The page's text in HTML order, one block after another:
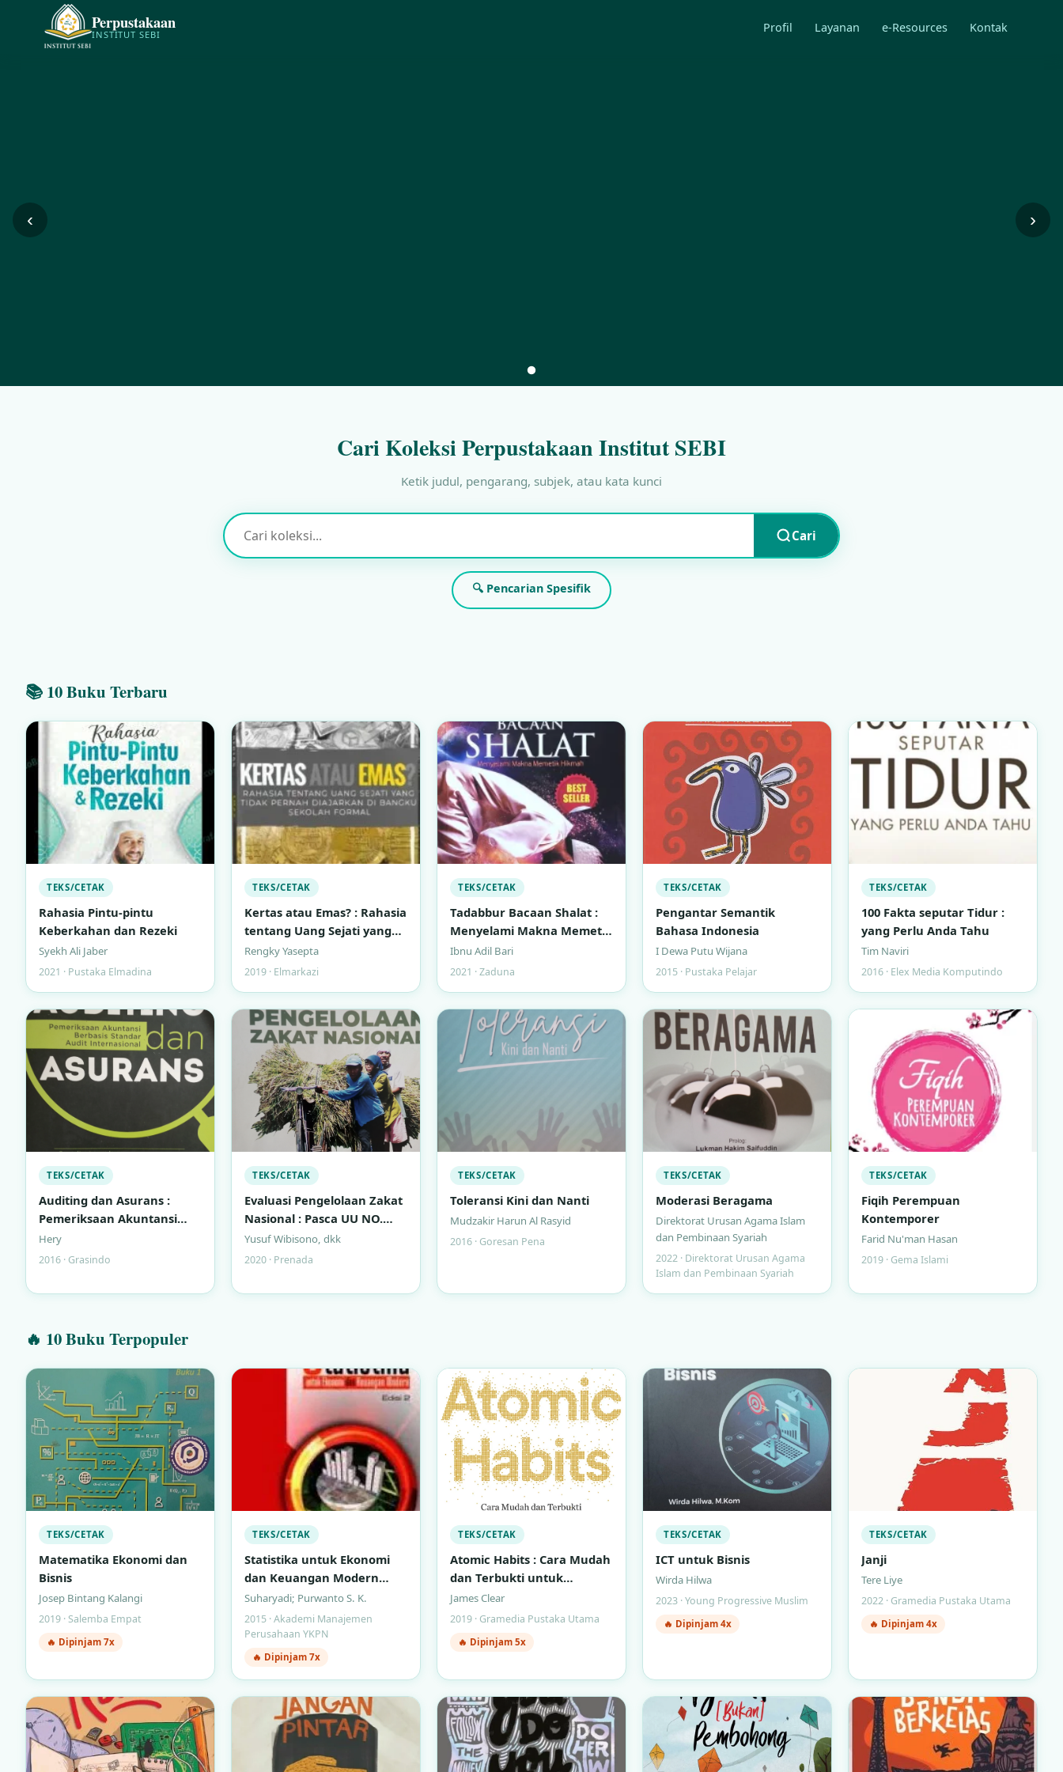
Perpustakaan
INSTITUT SEBI Profil Layanan e-Resources Kontak
‹ ›
Cari Koleksi Perpustakaan Institut SEBI
Ketik judul, pengarang, subjek, atau kata kunci
Cari
🔍 Pencarian Spesifik
📚 10 Buku Terbaru
TEKS/CETAK
Rahasia Pintu-pintu
Keberkahan dan Rezeki
Syekh Ali Jaber
2021 · Pustaka Elmadina
TEKS/CETAK
Kertas atau Emas? : Rahasia
tentang Uang Sejati yang
Tidak Pernah Diajarkan di
Bangku Sekolah Formal
Rengky Yasepta
2019 · Elmarkazi
TEKS/CETAK
Tadabbur Bacaan Shalat :
Menyelami Makna Memetik
HIkmah
Ibnu Adil Bari
2021 · Zaduna
TEKS/CETAK
Pengantar Semantik
Bahasa Indonesia
I Dewa Putu Wijana
2015 · Pustaka Pelajar
TEKS/CETAK
100 Fakta seputar Tidur :
yang Perlu Anda Tahu
Tim Naviri
2016 · Elex Media Komputindo
TEKS/CETAK
Auditing dan Asurans :
Pemeriksaan Akuntansi
Berbasis Standar Audit
Indonesia
Hery
2016 · Grasindo
TEKS/CETAK
Evaluasi Pengelolaan Zakat
Nasional : Pasca UU NO.
23/2011
Yusuf Wibisono, dkk
2020 · Prenada
TEKS/CETAK
Toleransi Kini dan Nanti
Mudzakir Harun Al Rasyid
2016 · Goresan Pena
TEKS/CETAK
Moderasi Beragama
Direktorat Urusan Agama Islam
dan Pembinaan Syariah
2022 · Direktorat Urusan Agama
Islam dan Pembinaan Syariah
TEKS/CETAK
Fiqih Perempuan
Kontemporer
Farid Nu'man Hasan
2019 · Gema Islami
🔥 10 Buku Terpopuler
TEKS/CETAK
Matematika Ekonomi dan
Bisnis
Josep Bintang Kalangi
2019 · Salemba Empat
🔥 Dipinjam 7x
TEKS/CETAK
Statistika untuk Ekonomi
dan Keuangan Modern
(Buku 2)
Suharyadi; Purwanto S. K.
2015 · Akademi Manajemen
Perusahaan YKPN
🔥 Dipinjam 7x
TEKS/CETAK
Atomic Habits : Cara Mudah
dan Terbukti untuk
Membentuk Kebiasaan Baik
dan Menghilangkan
Kebiasaan Buruk
James Clear
2019 · Gramedia Pustaka Utama
🔥 Dipinjam 5x
TEKS/CETAK
ICT untuk Bisnis
Wirda Hilwa
2023 · Young Progressive Muslim
🔥 Dipinjam 4x
TEKS/CETAK
Janji
Tere Liye
2022 · Gramedia Pustaka Utama
🔥 Dipinjam 4x